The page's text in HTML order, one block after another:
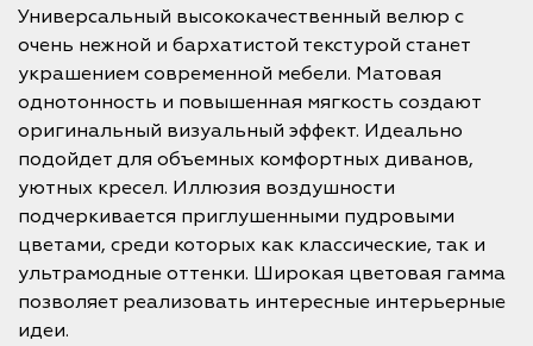
Универсальный высококачественный велюр с
очень нежной и бархатистой текстурой станет
украшением современной мебели. Матовая
однотонность и повышенная мягкость создают
оригинальный визуальный эффект. Идеально
подойдет для объемных комфортных диванов,
уютных кресел. Иллюзия воздушности
подчеркивается приглушенными пудровыми
цветами, среди которых как классические, так и
ультрамодные оттенки. Широкая цветовая гамма
позволяет реализовать интересные интерьерные
идеи.